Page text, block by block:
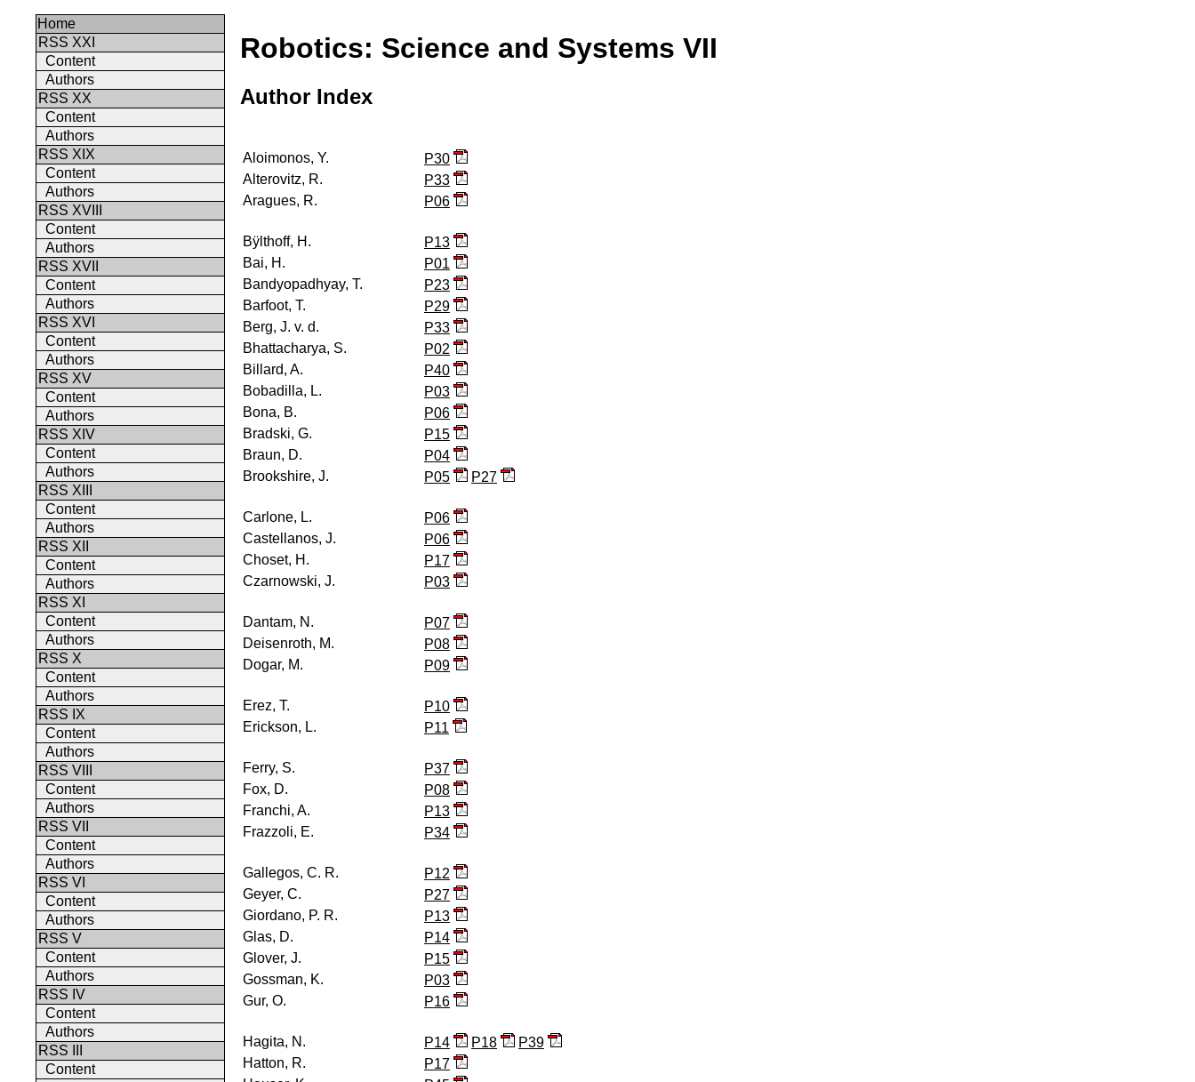
Home
RSS XXI
Content
Authors
RSS XX
Content
Authors
RSS XIX
Content
Authors
RSS XVIII
Content
Authors
RSS XVII
Content
Authors
RSS XVI
Content
Authors
RSS XV
Content
Authors
RSS XIV
Content
Authors
RSS XIII
Content
Authors
RSS XII
Content
Authors
RSS XI
Content
Authors
RSS X
Content
Authors
RSS IX
Content
Authors
RSS VIII
Content
Authors
RSS VII
Content
Authors
RSS VI
Content
Authors
RSS V
Content
Authors
RSS IV
Content
Authors
RSS III
Content
Robotics: Science and Systems VII
Author Index
Aloimonos, Y.
P30
Alterovitz, R.
P33
Aragues, R.
P06
Bÿlthoff, H.
P13
Bai, H.
P01
Bandyopadhyay, T.
P23
Barfoot, T.
P29
Berg, J. v. d.
P33
Bhattacharya, S.
P02
Billard, A.
P40
Bobadilla, L.
P03
Bona, B.
P06
Bradski, G.
P15
Braun, D.
P04
Brookshire, J.
P05 P27
Carlone, L.
P06
Castellanos, J.
P06
Choset, H.
P17
Czarnowski, J.
P03
Dantam, N.
P07
Deisenroth, M.
P08
Dogar, M.
P09
Erez, T.
P10
Erickson, L.
P11
Ferry, S.
P37
Fox, D.
P08
Franchi, A.
P13
Frazzoli, E.
P34
Gallegos, C. R.
P12
Geyer, C.
P27
Giordano, P. R.
P13
Glas, D.
P14
Glover, J.
P15
Gossman, K.
P03
Gur, O.
P16
Hagita, N. P14 P18
P39
Hatton, R.
P17